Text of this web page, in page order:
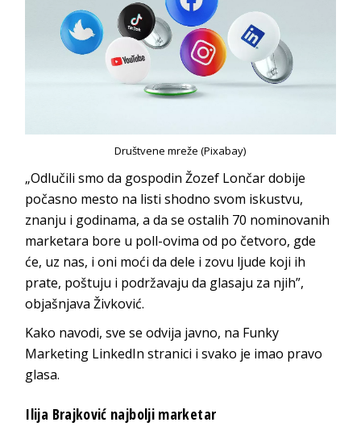
Društvene mreže (Pixabay)
„Odlučili smo da gospodin Žozef Lončar dobije
počasno mesto na listi shodno svom iskustvu,
znanju i godinama, a da se ostalih 70 nominovanih
marketara bore u poll-ovima od po četvoro, gde
će, uz nas, i oni moći da dele i zovu ljude koji ih
prate, poštuju i podržavaju da glasaju za njih”,
objašnjava Živković.
Kako navodi, sve se odvija javno, na Funky
Marketing LinkedIn stranici i svako je imao pravo
glasa.
Ilija Brajković najbolji marketar